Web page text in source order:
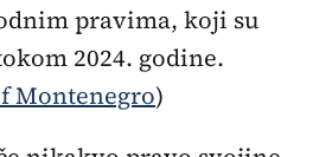
pravima, koji su
2024. godine.
Montenegro)